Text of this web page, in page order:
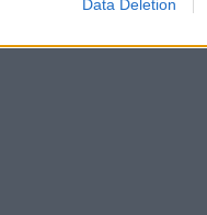
Data Deletion